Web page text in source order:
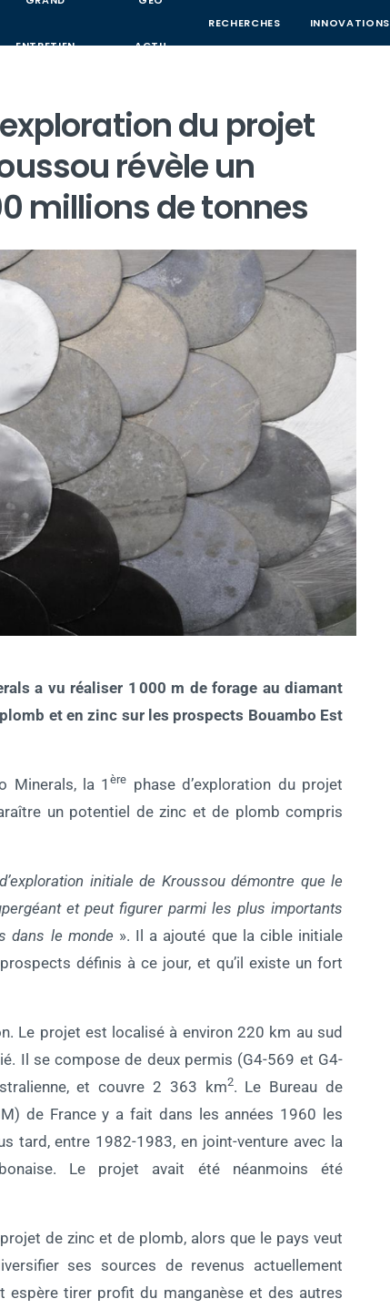
ENTRETIEN ACTU
RECHERCHES INNOVATIONS
du projet
révèle un
millions de tonnes
a vu réaliser 1 000 m de forage au diamant
et en zinc sur les prospects Bouambo Est
Minerals, la 1ère phase d’exploration du projet
un potentiel de zinc et de plomb compris
initiale de Kroussou démontre que le
et peut figurer parmi les plus importants
dans le monde ». Il a ajouté que la cible initiale
définis à ce jour, et qu’il existe un fort
Le projet est localisé à environ 220 km au sud
Il se compose de deux permis (G4-569 et G4-
et couvre 2 363 km2. Le Bureau de
de France y a fait dans les années 1960 les
tard, entre 1982-1983, en joint-venture avec la
Le projet avait été néanmoins été
de zinc et de plomb, alors que le pays veut
ses sources de revenus actuellement
espère tirer profit du manganèse et des autres